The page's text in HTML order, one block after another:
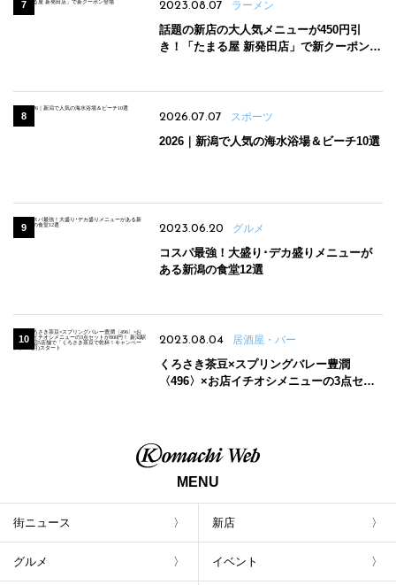
2023.08.07 ラーメン
話題の新店の大人気メニューが450円引
き！「たまる屋 新発田店」で新クーポン登
2026.07.07 スポーツ
2026｜新潟で人気の海水浴場＆ビーチ10選
2023.06.20 グルメ
コスパ最強！大盛り･デカ盛りメニューが
ある新潟の食堂12選
2023.08.04 居酒屋・バー
くろさき茶豆×スプリングバレー豊潤
〈496〉×お店イチオシメニューの3点セッ
MENU
街ニュース 新店
グルメ イベント